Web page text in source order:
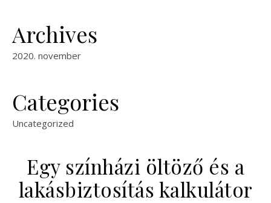
Archives
2020. november
Categories
Uncategorized
Egy színházi öltöző és a
lakásbiztosítás kalkulátor